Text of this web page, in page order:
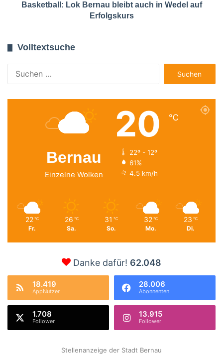
Basketball: Lok Bernau bleibt auch in Wedel auf
Erfolgskurs
Volltextsuche
nach:
Bernau
Einzelne Wolken
20 ℃
22º - 12º
61%
4.5 km/h
22 ℃
Fr.
26 ℃
Sa.
31 ℃
So.
32 ℃
Mo.
23 ℃
Di.
Danke dafür! 62.048
18.419
AppNutzer
28.006
Abonnenten
1.708
Follower
13.915
Follower
Stellenanzeige der Stadt Bernau